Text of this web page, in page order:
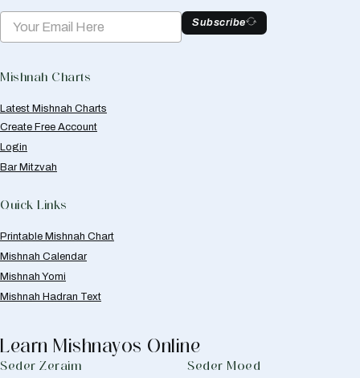
Subscribe
Mishnah Charts
Latest Mishnah Charts
Create Free Account
Login
Bar Mitzvah
Quick Links
Printable Mishnah Chart
Mishnah Calendar
Mishnah Yomi
Mishnah Hadran Text
Learn Mishnayos Online
Seder Zeraim Seder Moed